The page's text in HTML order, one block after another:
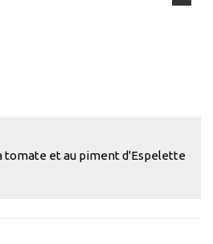
tomate et au piment d'Espelette